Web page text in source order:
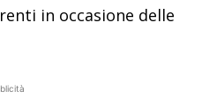
in occasione delle